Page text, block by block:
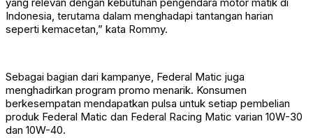
Indonesia, terutama dalam menghadapi tantangan harian
seperti kemacetan,” kata Rommy.
Sebagai bagian dari kampanye, Federal Matic juga
menghadirkan program promo menarik. Konsumen
berkesempatan mendapatkan pulsa untuk setiap pembelian
produk Federal Matic dan Federal Racing Matic varian 10W-30
dan 10W-40.